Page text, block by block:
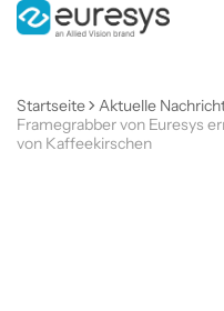
Startseite
Aktuelle
Framegrabber von Euresys
von Kaffeekirschen